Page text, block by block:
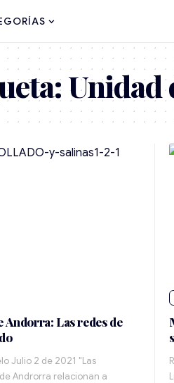
Unidad
Andorra: Las redes de
Julio 2 de 2021 "Las
Androrra relacionan a